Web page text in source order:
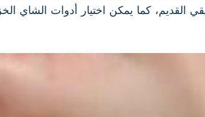
القديم، كما يمكن اختيار أدوات الشاي